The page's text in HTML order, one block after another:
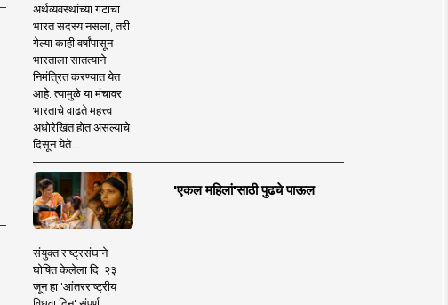
अर्थव्यवस्थांच्या गटाचा
भारत सदस्य नसला, तरी
गेल्या काही वर्षांपासून
भारताला सातत्याने
निमंत्रित करण्यात येत
आहे. त्यामुळे या मंचावर
भारताचे वाढते महत्त्व
अधोरेखित होत असल्याचे
दिसून येते...
'एकल महिलां'साठी पुढचे पाऊल
संयुक्त राष्ट्रसंघाने
घोषित केलेला दि. २३
जून हा 'आंतरराष्ट्रीय